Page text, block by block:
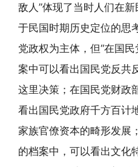
敌人”体现了当时人们在
于民国时期历史定位的思
党政权为主体，但“在国
案中可以看出国民党反共
这里决策；在国民党财政
看出国民党政府千方百计
家族官僚资本的畸形发展
的档案中，可以看出文化